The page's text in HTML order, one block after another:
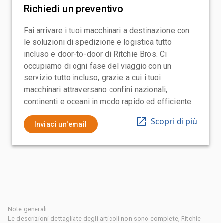
Richiedi un preventivo
Fai arrivare i tuoi macchinari a destinazione con
le soluzioni di spedizione e logistica tutto
incluso e door-to-door di Ritchie Bros. Ci
occupiamo di ogni fase del viaggio con un
servizio tutto incluso, grazie a cui i tuoi
macchinari attraversano confini nazionali,
continenti e oceani in modo rapido ed efficiente.
Inviaci un'email Scopri di più
Note generali
Le descrizioni dettagliate degli articoli non sono complete, Ritchie